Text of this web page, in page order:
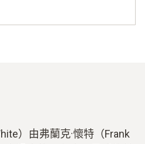
）由弗蘭克·懷特（Frank